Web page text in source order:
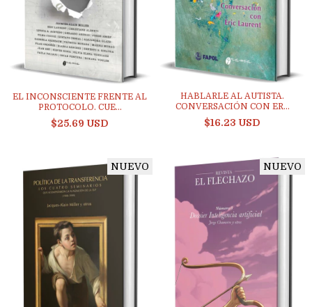
EL INCONSCIENTE FRENTE AL
PROTOCOLO. CUE...
$25.69 USD
HABLARLE AL AUTISTA.
CONVERSACIÓN CON ER...
$16.23 USD
NUEVO NUEVO